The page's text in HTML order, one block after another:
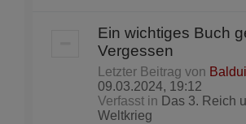
Ein wichtiges Buch
Vergessen
Letzter Beitrag von
09.03.2024, 19:12
Verfasst in Das 3. Reich
Weltkrieg